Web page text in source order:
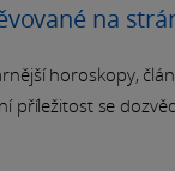
na
horoskopy,
příležitost se